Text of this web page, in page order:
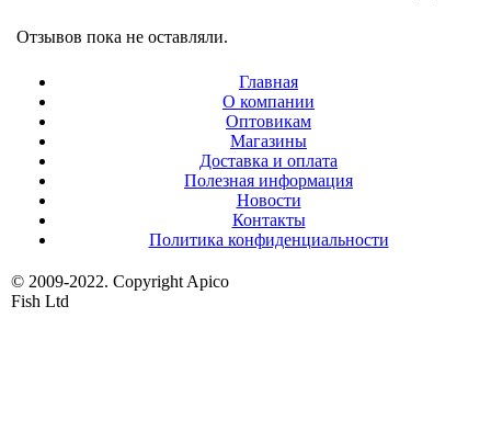
Отзывов пока не оставляли.
Главная
О компании
Оптовикам
Магазины
Доставка и оплата
Полезная информация
Новости
Контакты
Политика конфиденциальности
© 2009-2022. Copyright Apico
Fish Ltd